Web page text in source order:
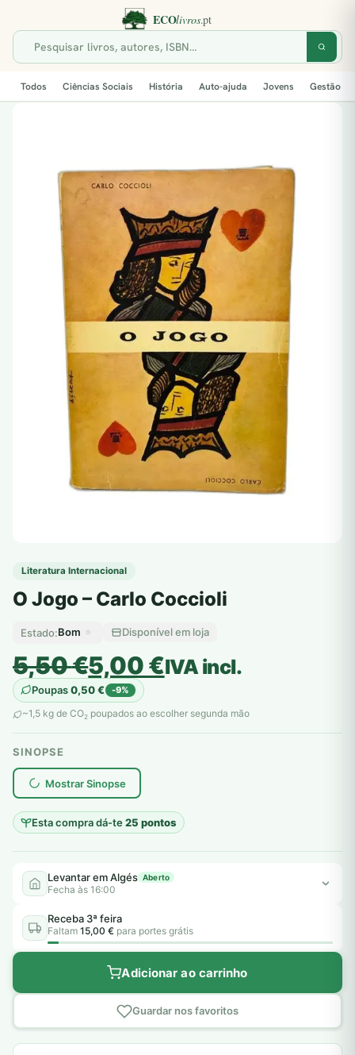
Todos Ciências Sociais História Auto-ajuda Jovens Gestão
Literatura Internacional
O Jogo – Carlo Coccioli
Estado:Bom Disponível em loja
5,50€
O
preço
original
era:
5,50 €.
5,00€
O
preço
atual
é:
5,00 €.
IVA incl.
Poupas0,50€ -9%
~1,5 kg de CO2 poupados ao escolher segunda mão
SINOPSE
Mostrar Sinopse
Esta compra dá-te25 pontos
plantar árvores reais
Levantar em Algés Aberto
Fecha às 16:00
Receba 3ª feira
Faltam 15,00 € para portes grátis
Adicionar ao carrinho
Guardar nos favoritos